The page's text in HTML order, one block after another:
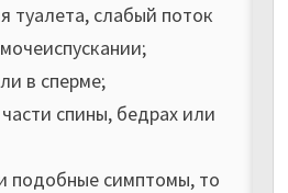
туалета, слабый поток
в сперме;
спины, бедрах или
подобные симптомы, то